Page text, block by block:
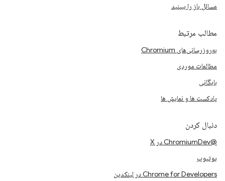
مسائل باز را ببینید
مطالب مرتبط
به‌روزرسانی‌های Chromium
مطالعات موردی
بایگانی
پادکست ها و نمایش ها
دنبال کردن
@ChromiumDev در X
یوتیوب
Chrome for Developers در لینکدین